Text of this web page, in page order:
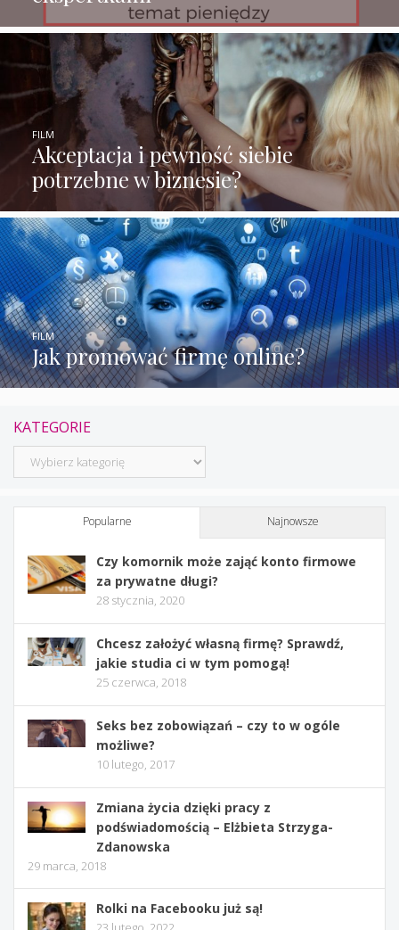
Akceptacja i pewność siebie
potrzebne w biznesie?
FILM
Jak promować firmę online?
FILM
KATEGORIE
Kategorie
Popularne Najnowsze
Czy komornik może zająć konto firmowe
za prywatne długi?
28 stycznia, 2020
Chcesz założyć własną firmę? Sprawdź,
jakie studia ci w tym pomogą!
25 czerwca, 2018
Seks bez zobowiązań – czy to w ogóle
możliwe?
10 lutego, 2017
Zmiana życia dzięki pracy z
podświadomością – Elżbieta Strzyga-
Zdanowska
29 marca, 2018
Rolki na Facebooku już są!